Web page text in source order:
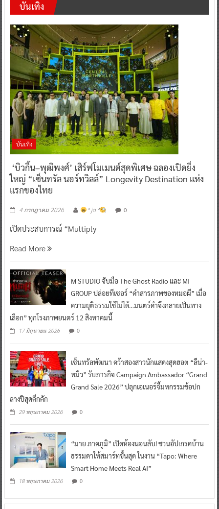
บันเทิง
บันเทิง
‘บิวกิ้น–พุฒิพงศ์’ เสิร์ฟโมเมนต์สุดพิเศษ ฉลองเปิดยิ่ง
ใหญ่ “เซ็นทรัล นอร์ทวิลล์” Longevity Destination แห่ง
แรกของไทย
4 กรกฎาคม 2026 ^ jo ^ 0
เปิดประสบการณ์ “Multiply
Read More
M STUDIO จับมือ The Ghost Radio และ MI
GROUP ปล่อยทีเซอร์ “คำสารภาพของหมอผี” เมื่อ
ความยุติธรรมใช้ไม่ได้…มนตร์ดำจึงกลายเป็นทาง
เลือก” ทุกโรงภาพยนตร์ 12 สิงหาคมนี้
17 มิถุนายน 2026 0
เซ็นทรัลพัฒนา คว้าสองสาวนักแสดงสุดฮอต “ลีน่า-
หมิว” รับภารกิจ Campaign Ambassador “Grand
Grand Sale 2026” ปลุกเอเนอร์จี้มหกรรมช้อปก
ลางปีสุดคึกคัก
29 พฤษภาคม 2026 0
“มาย ภาคภูมิ” เปิดห้องนอนลับ! ชวนอัปเกรดบ้าน
ธรรมดาให้สมาร์ทขั้นสุด ในงาน “Tapo: Where
Smart Home Meets Real AI”
18 พฤษภาคม 2026 0